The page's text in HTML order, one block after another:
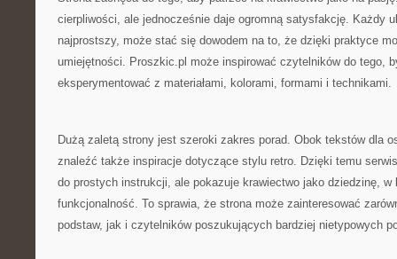
cierpliwości, ale jednocześnie daje ogromną satysfakcję. Każdy
najprostszy, może stać się dowodem na to, że dzięki praktyce
umiejętności. Proszkic.pl może inspirować czytelników do tego,
eksperymentować z materiałami, kolorami, formami i technikami.
Dużą zaletą strony jest szeroki zakres porad. Obok tekstów dla
znaleźć także inspiracje dotyczące stylu retro. Dzięki temu
do prostych instrukcji, ale pokazuje krawiectwo jako dziedzinę, w
funkcjonalność. To sprawia, że strona może zainteresować
podstaw, jak i czytelników poszukujących bardziej nietypowych